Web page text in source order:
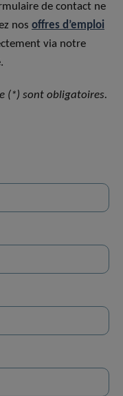
de contact ne
nos offres d’emploi
via notre
(*) sont obligatoires.